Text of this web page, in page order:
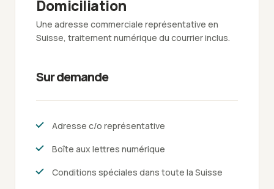
Domiciliation
Une adresse commerciale représentative en
Suisse, traitement numérique du courrier inclus.
Sur demande
Adresse c/o représentative
Boîte aux lettres numérique
Conditions spéciales dans toute la Suisse